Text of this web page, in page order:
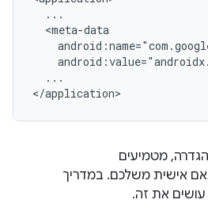
...
מטמיעים
אישית משלכם. במדריך
את זה.